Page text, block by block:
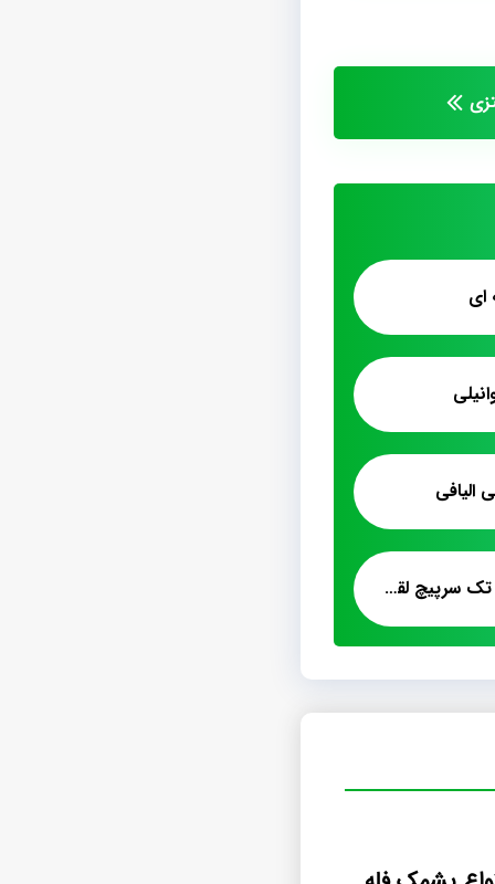
ای
فروش عمده پشمک تک سرپیچ لقمه کیلویی